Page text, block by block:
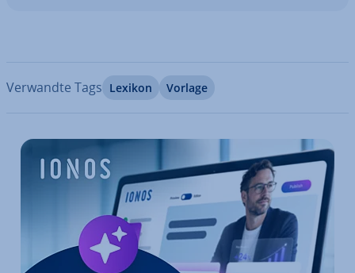
Verwandte Tags Lexikon Vorlage
Zum Hauptmenü